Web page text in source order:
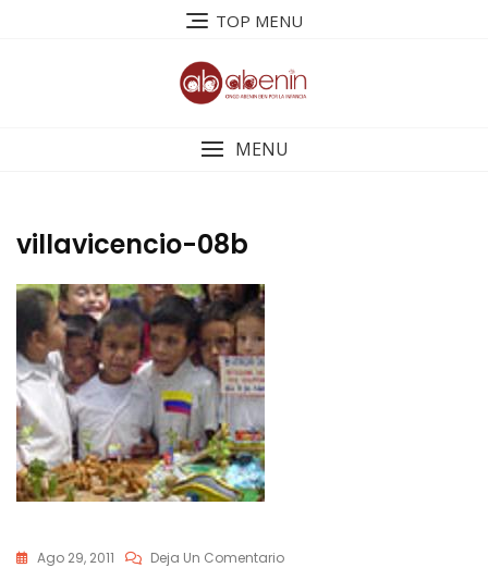
TOP MENU
MENU
villavicencio-08b
Ago 29, 2011 Deja Un ComentarioEn